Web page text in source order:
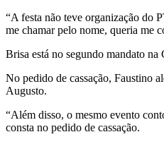
“A festa não teve organização do
me chamar pelo nome, queria me
Brisa está no segundo mandato
No pedido de cassação, Faustino
Augusto.
“Além disso, o mesmo evento
consta no pedido de cassação.